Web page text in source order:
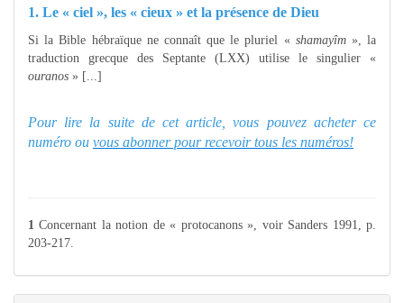
1. Le « ciel », les « cieux » et la présence de Dieu
Si la Bible hébraïque ne connaît que le pluriel « shamayîm », la
traduction grecque des Septante (LXX) utilise le singulier «
ouranos » [...]
Pour lire la suite de cet article, vous pouvez acheter ce
numéro ou vous abonner pour recevoir tous les numéros!
1 Concernant la notion de « protocanons », voir Sanders 1991, p.
203-217.